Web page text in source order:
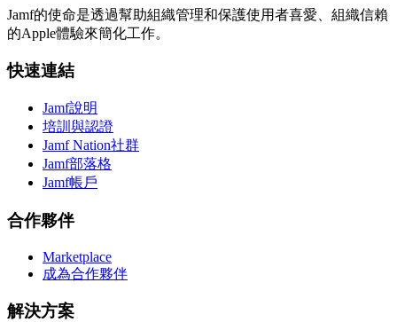
Jamf的使命是透過幫助組織管理和保護使用者喜愛、組織信賴
的Apple體驗來簡化工作。
快速連結
Jamf說明
培訓與認證
Jamf Nation社群
Jamf部落格
Jamf帳戶
合作夥伴
Marketplace
成為合作夥伴
解決方案